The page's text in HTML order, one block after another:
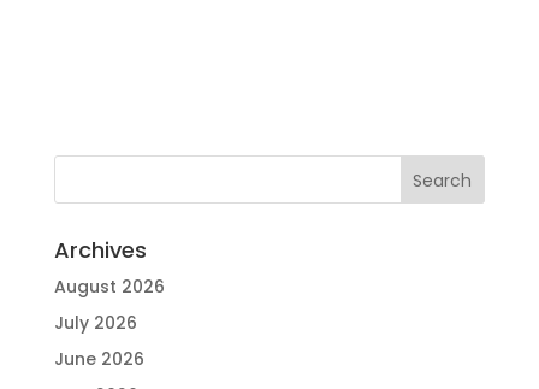
Archives
August 2026
July 2026
June 2026